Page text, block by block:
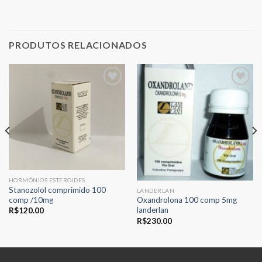
PRODUTOS RELACIONADOS
HORMÔNIOS ESTEROIDES
Stanozolol comprimido 100
comp /10mg
R$120.00
Adicionar
aos meus
desejos
LANDERLAN
Oxandrolona 100 comp 5mg
landerlan
R$230.00